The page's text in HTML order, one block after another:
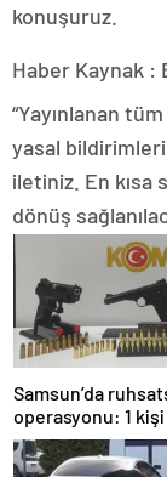
konuşuruz.
Haber Kaynak :
“Yayınlanan
yasal
iletiniz. En
dönüş
Samsun’da
operasyonu: 1 kişi